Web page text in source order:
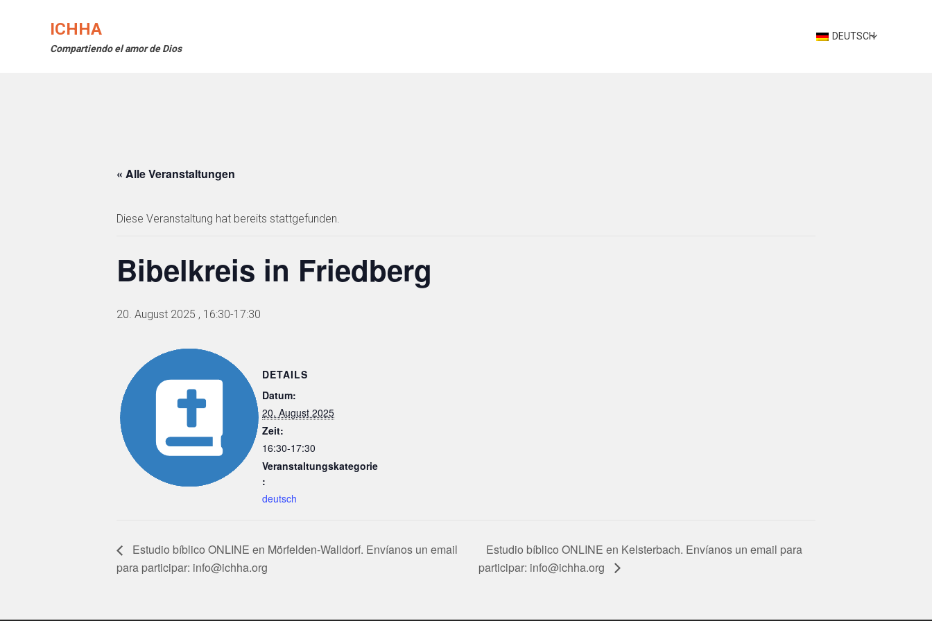
ICHHA
Compartiendo el amor de Dios
DEUTSCH
« Alle Veranstaltungen
Diese Veranstaltung hat bereits stattgefunden.
Bibelkreis in Friedberg
20. August 2025 , 16:30-17:30
DETAILS
Datum:
20. August 2025
Zeit:
16:30-17:30
Veranstaltungskategorie
:
deutsch
Estudio bíblico ONLINE en Mörfelden-Walldorf. Envíanos un email
para participar: info@ichha.org
Estudio bíblico ONLINE en Kelsterbach. Envíanos un email para
participar: info@ichha.org